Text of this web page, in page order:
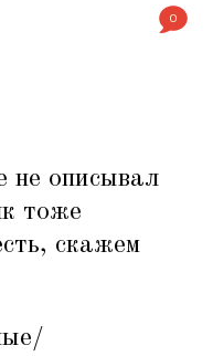
0
не описывал
тоже
скажем